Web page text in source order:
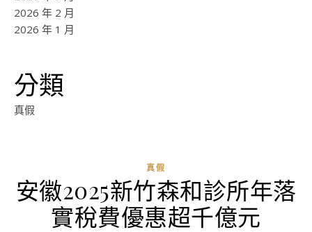
2026 年 2 月
2026 年 1 月
分類
真假
真假
安徽2025新竹森和診所年落
實稅費優惠超千億元